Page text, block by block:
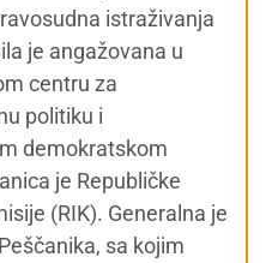
istraživanja
je angažovana u
centru za
politiku i
demokratskom
je Republičke
(RIK). Generalna je
sa kojim